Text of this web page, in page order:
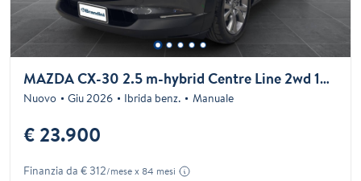
MAZDA CX-30 2.5 m-hybrid Centre Line 2wd 140cv 6mt
Nuovo Giu 2026 Ibrida benz. Manuale
€ 23.900
Finanzia da € 312/mese x 84 mesi